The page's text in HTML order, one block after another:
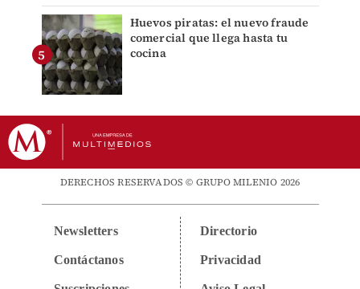
Huevos piratas: el nuevo fraude
comercial que llega hasta tu
cocina
DERECHOS RESERVADOS © GRUPO MILENIO 2026
Newsletters
Contáctanos
Directorio
Privacidad